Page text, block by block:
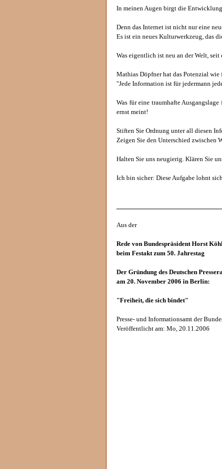
In meinen Augen birgt die
Denn das Internet ist nicht nur eine
Es ist ein neues Kulturwerkzeug, das
Was eigentlich ist neu an der Welt, seit
Mathias Döpfner hat das Potenzial
"Jede Information ist für jedermann
Was für eine traumhafte
ernst meint!
Stiften Sie Ordnung unter all diesen
Zeigen Sie den Unterschied zwischen
Halten Sie uns neugierig. Klären Sie
Ich bin sicher: Diese Aufgabe lohnt
Aus der
Rede von Bundespräsident Horst
beim Festakt zum 50. Jahrestag
Der Gründung des Deutschen
am 20. November 2006 in Berlin:
"Freiheit, die sich bindet"
Presse- und Informationsamt der
Veröffentlicht am: Mo, 20.11.2006